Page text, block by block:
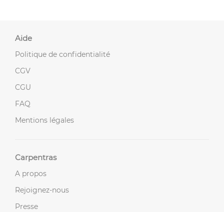
Aide
Politique de confidentialité
CGV
CGU
FAQ
Mentions légales
Carpentras
A propos
Rejoignez-nous
Presse